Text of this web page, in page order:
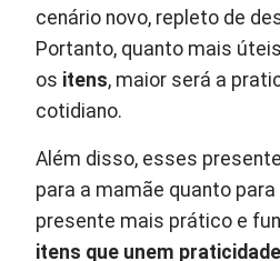
cenário novo, repleto de
Portanto, quanto mais
os itens, maior será a
cotidiano.
Além disso, esses
para a mamãe quanto
presente mais prático e
itens que unem